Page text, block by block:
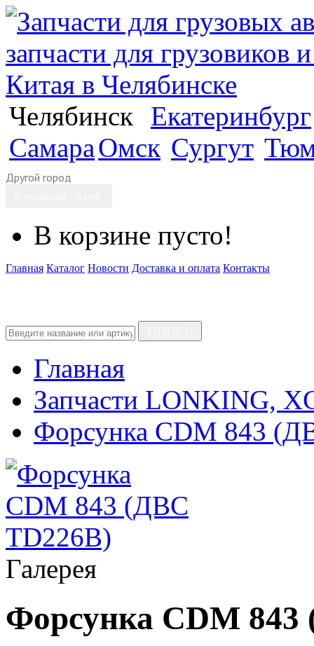
Челябинск
Екатеринбург
СамараОмск Сургут
Другой город
В корзине пусто!
Главная Каталог Новости Доставка и оплата Контакты
Главная
Запчасти LONKING,
Форсунка CDM 843
Галерея
Форсунка CDM